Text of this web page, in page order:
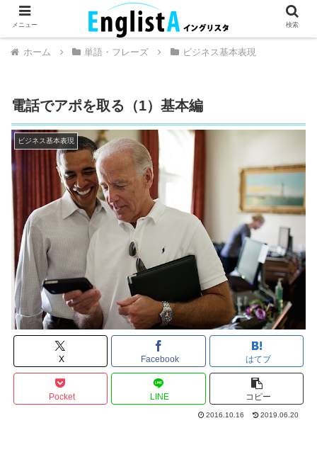
英語が話せるとちょっとハッピー。
ホーム 単語・フレーズ ビジネス基本表現
電話でアポを取る（1）基本編
ビジネス基本表現
X Facebook はてブ
Pocket LINE コピー
2016.10.16 2019.06.20
メニュー 検索